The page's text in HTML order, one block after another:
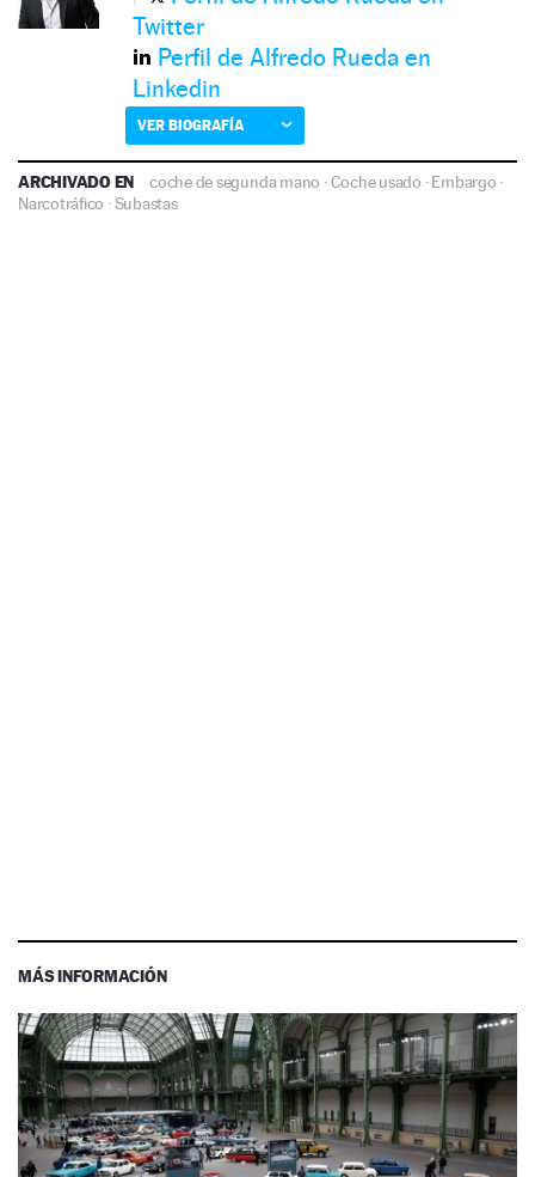
Twitter
Perfil de Alfredo Rueda en
Linkedin
VER BIOGRAFÍA
ARCHIVADO EN coche de segunda mano ·Coche usado ·Embargo ·
Narcotráfico ·Subastas
MÁS INFORMACIÓN